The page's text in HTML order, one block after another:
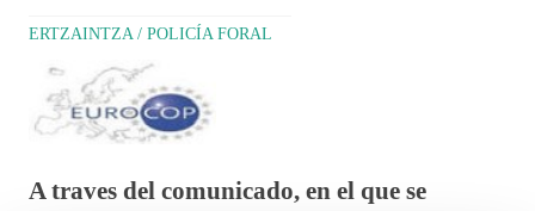
ERTZAINTZA / POLICÍA FORAL
A traves del comunicado, en el que se